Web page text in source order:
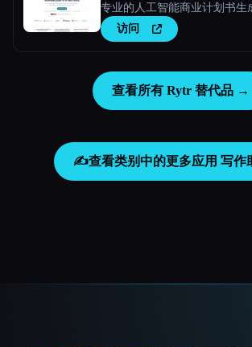
专业的人工智能商业计划书生
访问
查看所有 Rytr 替代品 →
✍️查看类别中的更多应用 写作